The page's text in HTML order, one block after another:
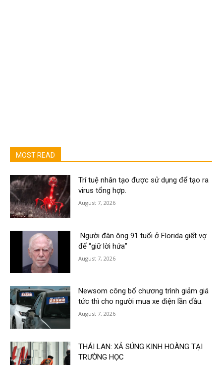
MOST READ
Trí tuệ nhân tạo được sử dụng để tạo ra
virus tổng hợp.
August 7, 2026
Người đàn ông 91 tuổi ở Florida giết vợ
để “giữ lời hứa”
August 7, 2026
Newsom công bố chương trình giảm giá
tức thì cho người mua xe điện lần đầu.
August 7, 2026
THÁI LAN: XẢ SÚNG KINH HOÀNG TẠI
TRƯỜNG HỌC